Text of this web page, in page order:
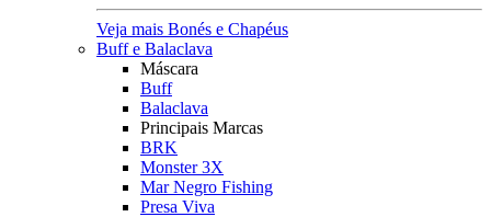
Veja mais Bonés e Chapéus
Buff e Balaclava
Máscara
Buff
Balaclava
Principais Marcas
BRK
Monster 3X
Mar Negro Fishing
Presa Viva